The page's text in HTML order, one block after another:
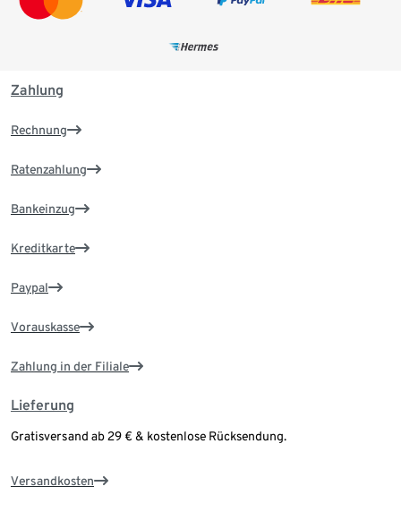
Zahlung
Rechnung
Ratenzahlung
Bankeinzug
Kreditkarte
Paypal
Vorauskasse
Zahlung in der Filiale
Lieferung
Gratisversand ab 29 € & kostenlose Rücksendung.
Versandkosten